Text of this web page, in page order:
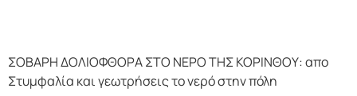
ΣΟΒΑΡΗ ΔΟΛΙΟΦΘΟΡΑ ΣΤΟ ΝΕΡΟ ΤΗΣ ΚΟΡΙΝΘΟΥ: απο
Στυμφαλία και γεωτρήσεις το νερό στην πόλη